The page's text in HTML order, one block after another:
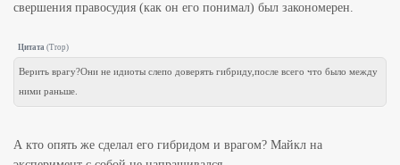
свершения правосудия (как он его понимал) был закономерен.
Цитата (Trop)
Верить врагу?Они не идиоты слепо доверять гибриду,после всего что было между
ними раньше.
А кто опять же сделал его гибридом и врагом? Майкл на